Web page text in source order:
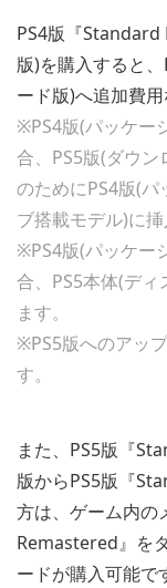
PS4版『Standard
版)を購入すると
ード版)へ追加費
※PS4版(パッケー
合、PS5版(ダウ
のためにPS4版(パ
ブ搭載モデル)に挿
※PS4版(パッケー
合、PS5本体(ディ
ます。
※PS5版へのアッ
す。
また、PS5版『
版からPS5版『
方は、ゲーム内の
Remastered』を
ードが購入可能で